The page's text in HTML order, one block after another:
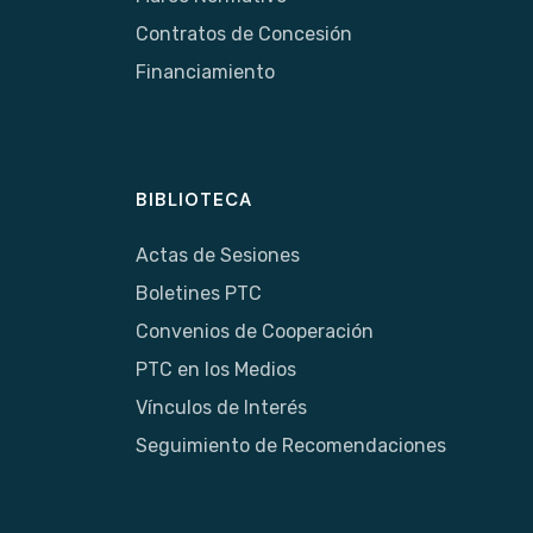
Contratos de Concesión
Financiamiento
BIBLIOTECA
Actas de Sesiones
Boletines PTC
Convenios de Cooperación
PTC en los Medios
Vínculos de Interés
Seguimiento de Recomendaciones